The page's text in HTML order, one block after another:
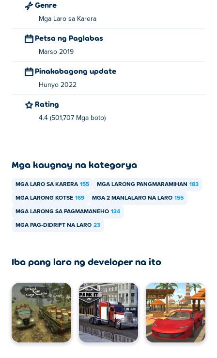
Genre
Mga Laro sa Karera
Petsa ng Paglabas
Marso 2019
Pinakabagong update
Hunyo 2022
Rating
4.4 (501,707 Mga boto)
Mga kaugnay na kategorya
MGA LARO SA KARERA 155 MGA LARONG PANGMARAMIHAN 183
MGA LARONG KOTSE 169 MGA 2 MANLALARO NA LARO 155
MGA LARONG SA PAGMAMANEHO 134
MGA PAG-DIDRIFT NA LARO 23
Iba pang laro ng developer na ito